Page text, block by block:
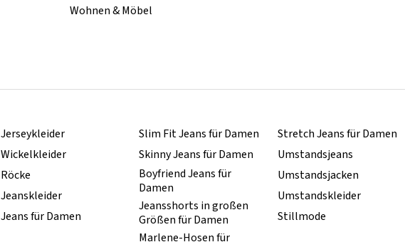
Wohnen & Möbel
Jerseykleider
Wickelkleider
Röcke
Jeanskleider
Jeans für Damen
Slim Fit Jeans für Damen
Skinny Jeans für Damen
Boyfriend Jeans für
Damen
Jeansshorts in großen
Größen für Damen
Marlene-Hosen für
Stretch Jeans für Damen
Umstandsjeans
Umstandsjacken
Umstandskleider
Stillmode